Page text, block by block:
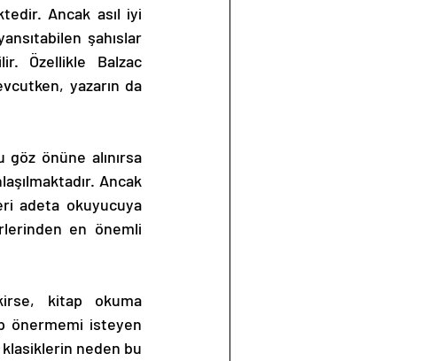
Ancak asıl iyi
şahıslar
Özellikle Balzac
yazarın da
Ancak
adeta okuyucuya
en önemli
önermemi isteyen
klasiklerin neden bu